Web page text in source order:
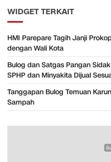
WIDGET TERKAIT
HMI Parepare Tagih Janji
dengan Wali Kota
Bulog dan Satgas Pangan
SPHP dan Minyakita Dijual
Tanggapan Bulog Temuan
Sampah